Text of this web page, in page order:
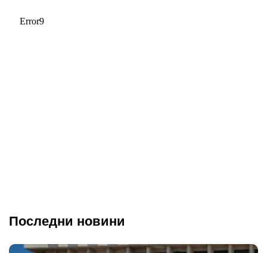
Последни новини